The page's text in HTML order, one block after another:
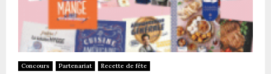
Concours Partenariat Recette de fête